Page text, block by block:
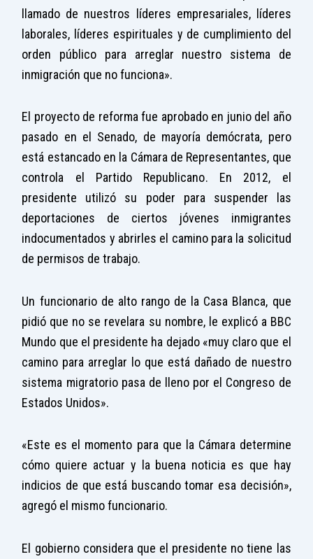
llamado de nuestros líderes empresariales, líderes
laborales, líderes espirituales y de cumplimiento del
orden público para arreglar nuestro sistema de
inmigración que no funciona».
El proyecto de reforma fue aprobado en junio del año
pasado en el Senado, de mayoría demócrata, pero
está estancado en la Cámara de Representantes, que
controla el Partido Republicano. En 2012, el
presidente utilizó su poder para suspender las
deportaciones de ciertos jóvenes inmigrantes
indocumentados y abrirles el camino para la solicitud
de permisos de trabajo.
Un funcionario de alto rango de la Casa Blanca, que
pidió que no se revelara su nombre, le explicó a BBC
Mundo que el presidente ha dejado «muy claro que el
camino para arreglar lo que está dañado de nuestro
sistema migratorio pasa de lleno por el Congreso de
Estados Unidos».
«Este es el momento para que la Cámara determine
cómo quiere actuar y la buena noticia es que hay
indicios de que está buscando tomar esa decisión»,
agregó el mismo funcionario.
El gobierno considera que el presidente no tiene las